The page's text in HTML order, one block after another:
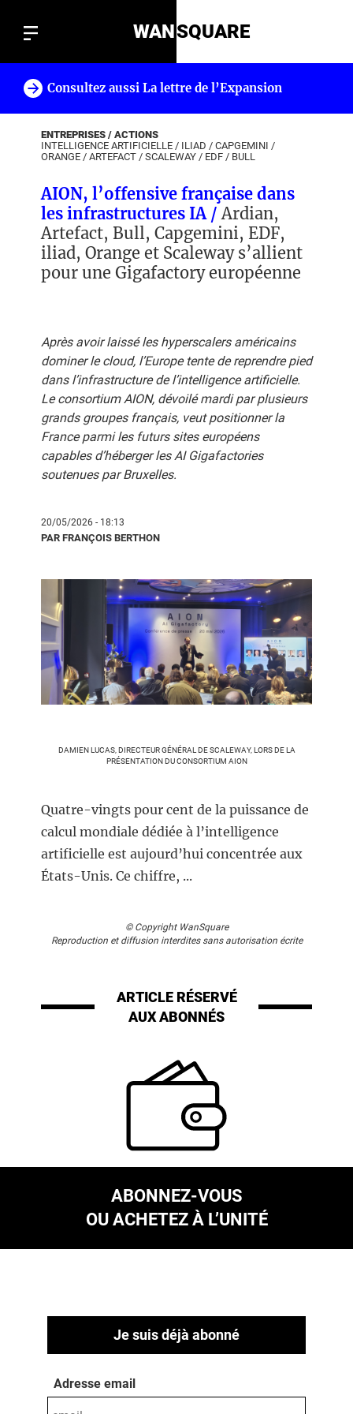
WANSQUARE
Consultez aussi La lettre de l’Expansion
ENTREPRISES / ACTIONS
INTELLIGENCE ARTIFICIELLE / ILIAD / CAPGEMINI /
ORANGE / ARTEFACT / SCALEWAY / EDF / BULL
AION, l’offensive française dans
les infrastructures IA /Ardian,
Artefact, Bull, Capgemini, EDF,
iliad, Orange et Scaleway s’allient
pour une Gigafactory européenne
Après avoir laissé les hyperscalers américains
dominer le cloud, l’Europe tente de reprendre pied
dans l’infrastructure de l’intelligence artificielle.
Le consortium AION, dévoilé mardi par plusieurs
grands groupes français, veut positionner la
France parmi les futurs sites européens
capables d’héberger les AI Gigafactories
soutenues par Bruxelles.
20/05/2026 - 18:13
PAR FRANÇOIS BERTHON
DAMIEN LUCAS, DIRECTEUR GÉNÉRAL DE SCALEWAY, LORS DE LA
PRÉSENTATION DU CONSORTIUM AION
Quatre-vingts pour cent de la puissance de
calcul mondiale dédiée à l’intelligence
artificielle est aujourd’hui concentrée aux
États-Unis. Ce chiffre, ...
© Copyright WanSquare
Reproduction et diffusion interdites sans autorisation écrite
ARTICLE RÉSERVÉ
AUX ABONNÉS
ABONNEZ-VOUS
OU ACHETEZ À L’UNITÉ
Je suis déjà abonné
Adresse email